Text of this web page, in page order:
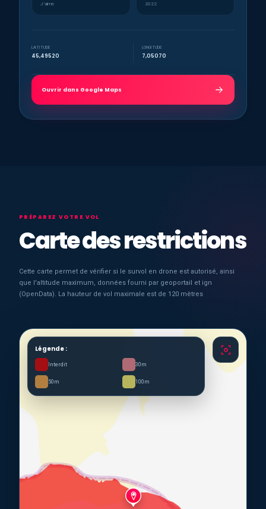
J’aime 2022
LATITUDE
45,49520
LONGITUDE
7,05070
Ouvrir dans Google Maps
PRÉPAREZ VOTRE VOL
Carte des restrictions
Cette carte permet de vérifier si le survol en drone est autorisé, ainsi
que l'altitude maximum, données fourni par geoportail et ign
(OpenData). La hauteur de vol maximale est de 120 mètres
Légende :
Interdit 30m
50m 100m